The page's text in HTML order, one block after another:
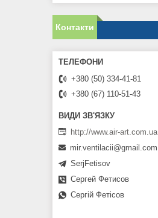
Контакти
+380 (50) 334-41-81
+380 (67) 110-51-43
http://www.air-art.com.ua
mir.ventilacii@gmail.com
SerjFetisov
Сергей Фетисов
Сергій Фетісов